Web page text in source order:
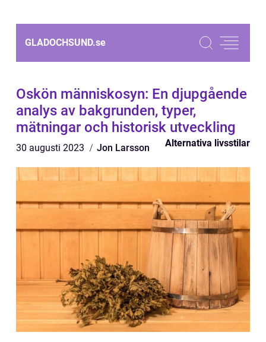
GLADOCHSUND.se
Oskön människosyn: En djupgående
analys av bakgrunden, typer,
mätningar och historisk utveckling
30 augusti 2023 Jon Larsson Alternativa livsstilar